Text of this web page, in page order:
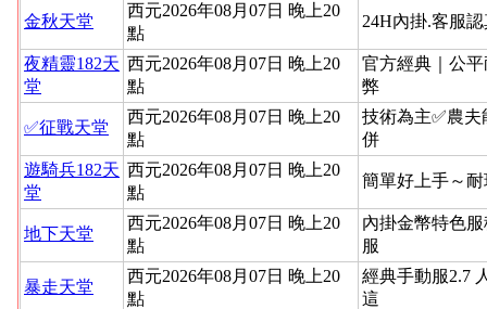
金秋天堂
西元2026年08月07日 晚上20
點
24H內掛.客服
夜精靈182天
堂
西元2026年08月07日 晚上20
點
官方經典｜公
弊
✅征戰天堂
西元2026年08月07日 晚上20
點
技術為主✅農夫
併
遊騎兵182天
堂
西元2026年08月07日 晚上20
點
簡單好上手～
地下天堂
西元2026年08月07日 晚上20
點
內掛金幣特色
服
暴走天堂
西元2026年08月07日 晚上20
點
經典手動服2.7
這